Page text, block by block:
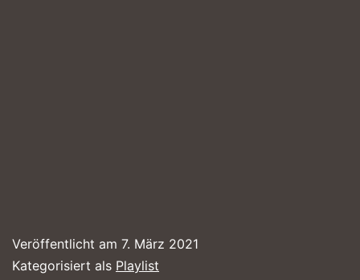
Veröffentlicht am 7. März 2021
Kategorisiert als Playlist